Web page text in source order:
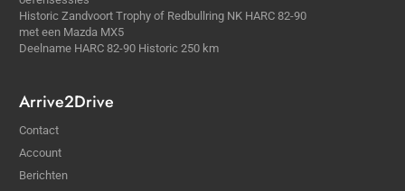
Historic Zandvoort Trophy of Redbullring NK HARC 82-90
met een Mazda MX5
Deelname HARC 82-90 Historic 250 km
Arrive2Drive
Contact
Account
Berichten